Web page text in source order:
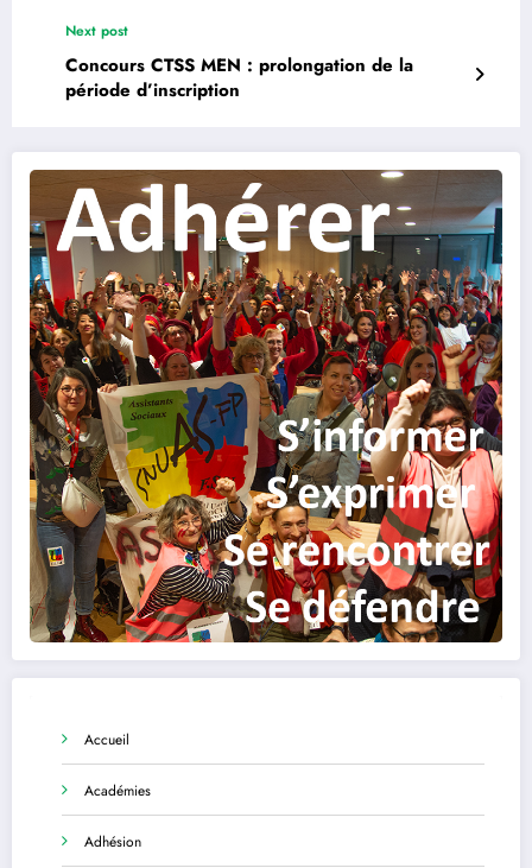
faut des moyens !
Next post
Concours CTSS MEN : prolongation de la
période d’inscription
Accueil
Académies
Adhésion